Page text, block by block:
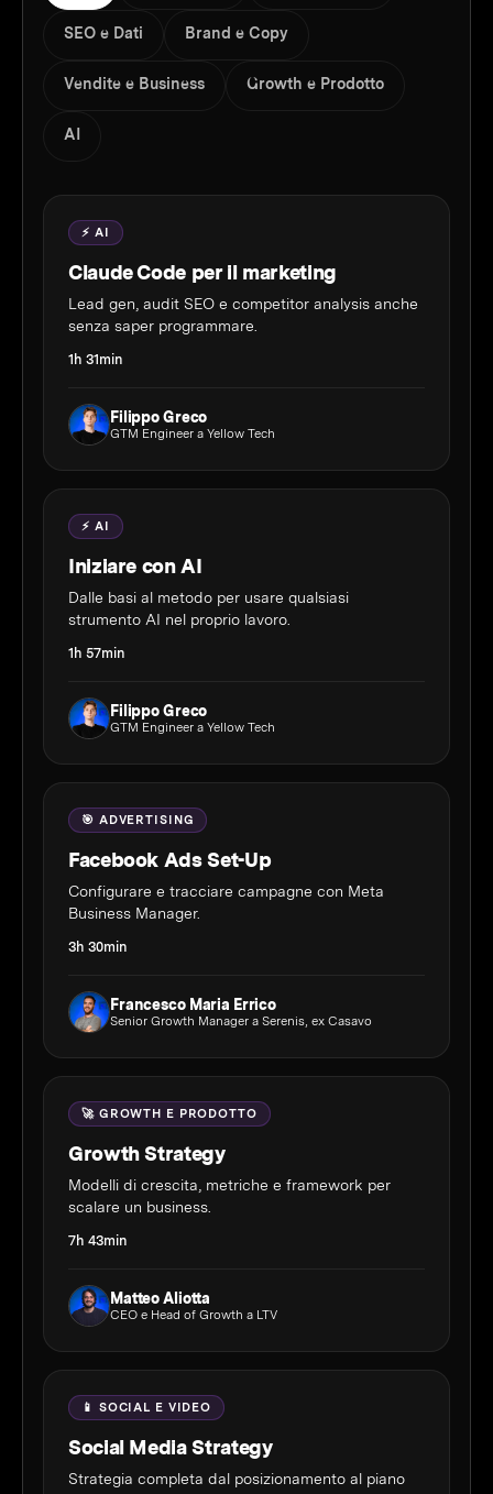
SEO e Dati Brand e Copy
Vendite e Business Growth e Prodotto
AI
⚡ AI
Claude Code per il marketing
Lead gen, audit SEO e competitor analysis anche
senza saper programmare.
1h 31min
Filippo Greco
GTM Engineer a Yellow Tech
⚡ AI
Iniziare con AI
Dalle basi al metodo per usare qualsiasi
strumento AI nel proprio lavoro.
1h 57min
Filippo Greco
GTM Engineer a Yellow Tech
🎯 ADVERTISING
Facebook Ads Set-Up
Configurare e tracciare campagne con Meta
Business Manager.
3h 30min
Francesco Maria Errico
Senior Growth Manager a Serenis, ex Casavo
🚀 GROWTH E PRODOTTO
Growth Strategy
Modelli di crescita, metriche e framework per
scalare un business.
7h 43min
Matteo Aliotta
CEO e Head of Growth a LTV
📱 SOCIAL E VIDEO
Social Media Strategy
Strategia completa dal posizionamento al piano